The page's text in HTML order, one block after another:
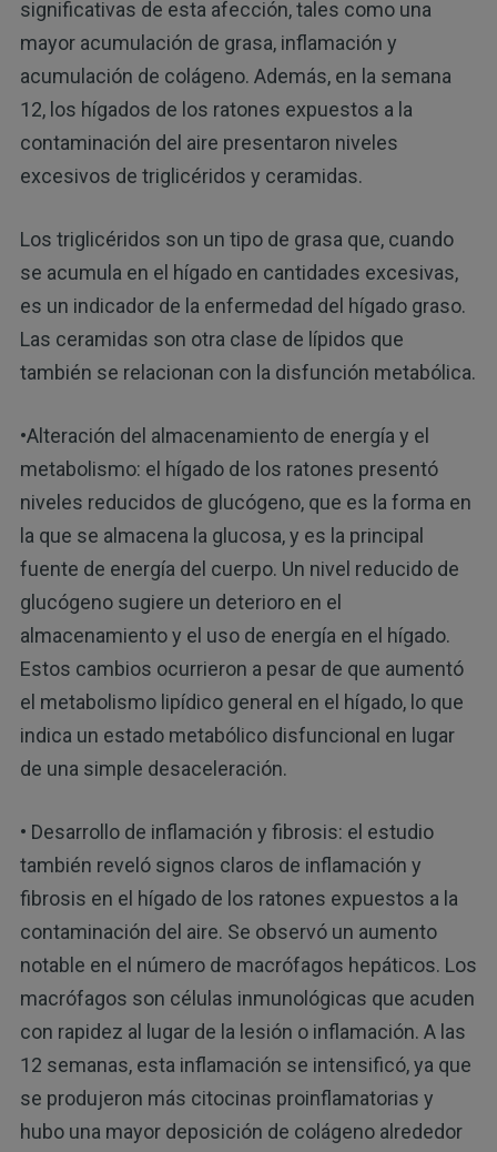
significativas de esta afección, tales como una
mayor acumulación de grasa, inflamación y
acumulación de colágeno. Además, en la semana
12, los hígados de los ratones expuestos a la
contaminación del aire presentaron niveles
excesivos de triglicéridos y ceramidas.
Los triglicéridos son un tipo de grasa que, cuando
se acumula en el hígado en cantidades excesivas,
es un indicador de la enfermedad del hígado graso.
Las ceramidas son otra clase de lípidos que
también se relacionan con la disfunción metabólica.
•Alteración del almacenamiento de energía y el
metabolismo: el hígado de los ratones presentó
niveles reducidos de glucógeno, que es la forma en
la que se almacena la glucosa, y es la principal
fuente de energía del cuerpo. Un nivel reducido de
glucógeno sugiere un deterioro en el
almacenamiento y el uso de energía en el hígado.
Estos cambios ocurrieron a pesar de que aumentó
el metabolismo lipídico general en el hígado, lo que
indica un estado metabólico disfuncional en lugar
de una simple desaceleración.
• Desarrollo de inflamación y fibrosis: el estudio
también reveló signos claros de inflamación y
fibrosis en el hígado de los ratones expuestos a la
contaminación del aire. Se observó un aumento
notable en el número de macrófagos hepáticos. Los
macrófagos son células inmunológicas que acuden
con rapidez al lugar de la lesión o inflamación. A las
12 semanas, esta inflamación se intensificó, ya que
se produjeron más citocinas proinflamatorias y
hubo una mayor deposición de colágeno alrededor